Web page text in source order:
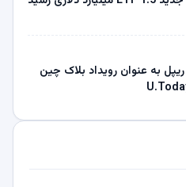
به عنوان رویداد بلاک چین